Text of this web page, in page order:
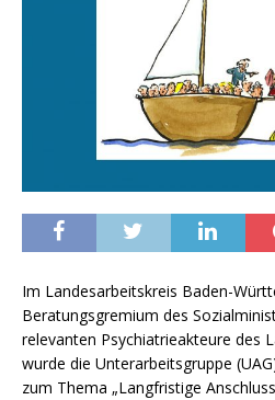
Im Landesarbeitskreis Baden-
Beratungsgremium des
relevanten Psychiatrieakteure des
wurde die Unterarbeitsgruppe
zum Thema „Langfristige